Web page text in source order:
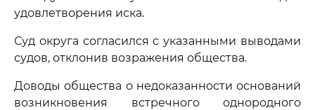
удовлетворения иска.
Суд округа согласился с указанными выводами
судов, отклонив возражения общества.
Доводы общества о недоказанности оснований
возникновения встречного однородного